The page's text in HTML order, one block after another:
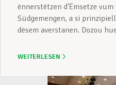
ënnerstëtzen d’Ëmsetze
Südgemengen, a si
dësem averstanen. Dozou
WEITERLESEN